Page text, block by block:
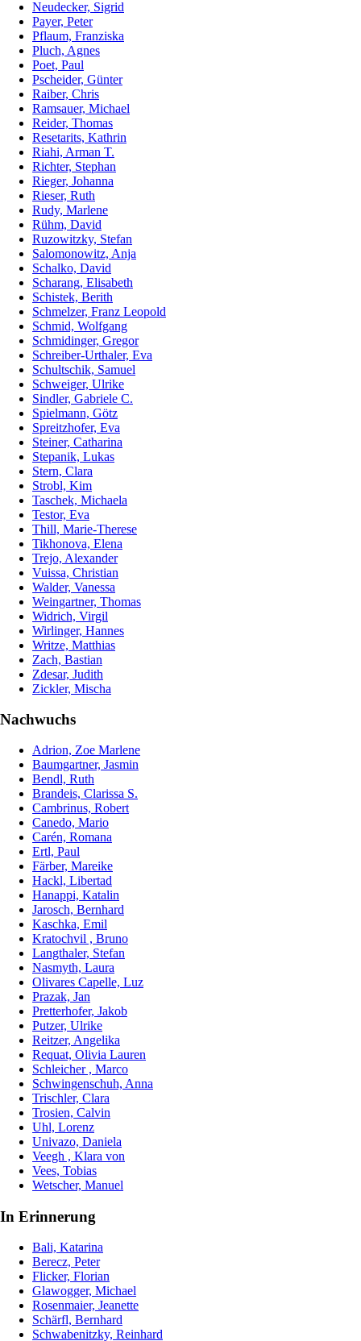
Neudecker, Sigrid
Payer, Peter
Pflaum, Franziska
Pluch, Agnes
Poet, Paul
Pscheider, Günter
Raiber, Chris
Ramsauer, Michael
Reider, Thomas
Resetarits, Kathrin
Riahi, Arman T.
Richter, Stephan
Rieger, Johanna
Rieser, Ruth
Rudy, Marlene
Rühm, David
Ruzowitzky, Stefan
Salomonowitz, Anja
Schalko, David
Scharang, Elisabeth
Schistek, Berith
Schmelzer, Franz Leopold
Schmid, Wolfgang
Schmidinger, Gregor
Schreiber-Urthaler, Eva
Schultschik, Samuel
Schweiger, Ulrike
Sindler, Gabriele C.
Spielmann, Götz
Spreitzhofer, Eva
Steiner, Catharina
Stepanik, Lukas
Stern, Clara
Strobl, Kim
Taschek, Michaela
Testor, Eva
Thill, Marie-Therese
Tikhonova, Elena
Trejo, Alexander
Vuissa, Christian
Walder, Vanessa
Weingartner, Thomas
Widrich, Virgil
Wirlinger, Hannes
Writze, Matthias
Zach, Bastian
Zdesar, Judith
Zickler, Mischa
Nachwuchs
Adrion, Zoe Marlene
Baumgartner, Jasmin
Bendl, Ruth
Brandeis, Clarissa S.
Cambrinus, Robert
Canedo, Mario
Carén, Romana
Ertl, Paul
Färber, Mareike
Hackl, Libertad
Hanappi, Katalin
Jarosch, Bernhard
Kaschka, Emil
Kratochvil , Bruno
Langthaler, Stefan
Nasmyth, Laura
Olivares Capelle, Luz
Prazak, Jan
Pretterhofer, Jakob
Putzer, Ulrike
Reitzer, Angelika
Requat, Olivia Lauren
Schleicher , Marco
Schwingenschuh, Anna
Trischler, Clara
Trosien, Calvin
Uhl, Lorenz
Univazo, Daniela
Veegh , Klara von
Vees, Tobias
Wetscher, Manuel
In Erinnerung
Bali, Katarina
Berecz, Peter
Flicker, Florian
Glawogger, Michael
Rosenmaier, Jeanette
Schärfl, Bernhard
Schwabenitzky, Reinhard